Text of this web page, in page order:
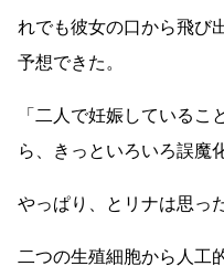
れでも彼女の口から飛び
予想できた。
「二人で妊娠している
ら、きっといろいろ誤魔
やっぱり、とリナは思った
二つの生殖細胞から人工